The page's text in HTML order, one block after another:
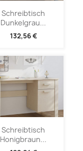
Schreibtisch
Dunkelgrau...
132,56 €
Schreibtisch
Honigbraun...